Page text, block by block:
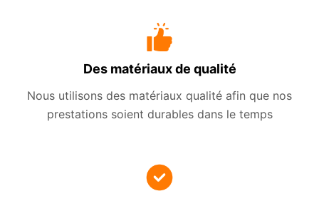
Des matériaux de qualité
Nous utilisons des matériaux qualité afin que nos
prestations soient durables dans le temps